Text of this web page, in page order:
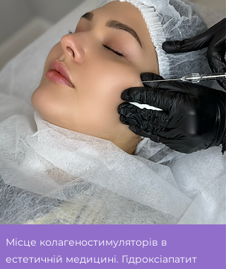
Місце колагеностимуляторів в
естетичній медицині. Гідроксіапатит